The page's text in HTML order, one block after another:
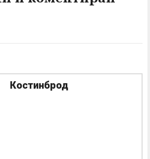
Костинброд